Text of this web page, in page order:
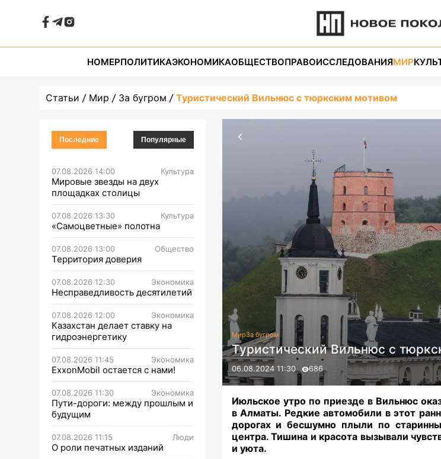
НОМЕРПОЛИТИКАЭКОНОМИКАОБЩЕСТВОПРАВОИССЛЕДОВАНИЯМИР
Статьи Мир За бугром Туристический Вильнюс с тюркским мотивом
Последние Популярные
07.08.2026 14:00 Культура
Мировые звезды на двух
площадках столицы
07.08.2026 13:30 Культура
«Самоцветные» полотна
07.08.2026 13:00 Общество
Территория доверия
07.08.2026 12:30 Экономика
Несправедливость десятилетий
07.08.2026 12:00 Экономика
Казахстан делает ставку на
гидроэнергетику
07.08.2026 11:45 Экономика
ExxonMobil остается с нами!
07.08.2026 11:30 Экономика
Пути-дороги: между прошлым и
будущим
07.08.2026 11:15 Люди
О роли печатных изданий
МирЗа бугром
Туристический Вильнюс с
06.08.2024 11:30 686
Июльское утро по приезде в Вильнюс
в Алматы. Редкие автомобили в этот
дорогах и бесшумно плыли по
центра. Тишина и красота вызывали
и уюта.